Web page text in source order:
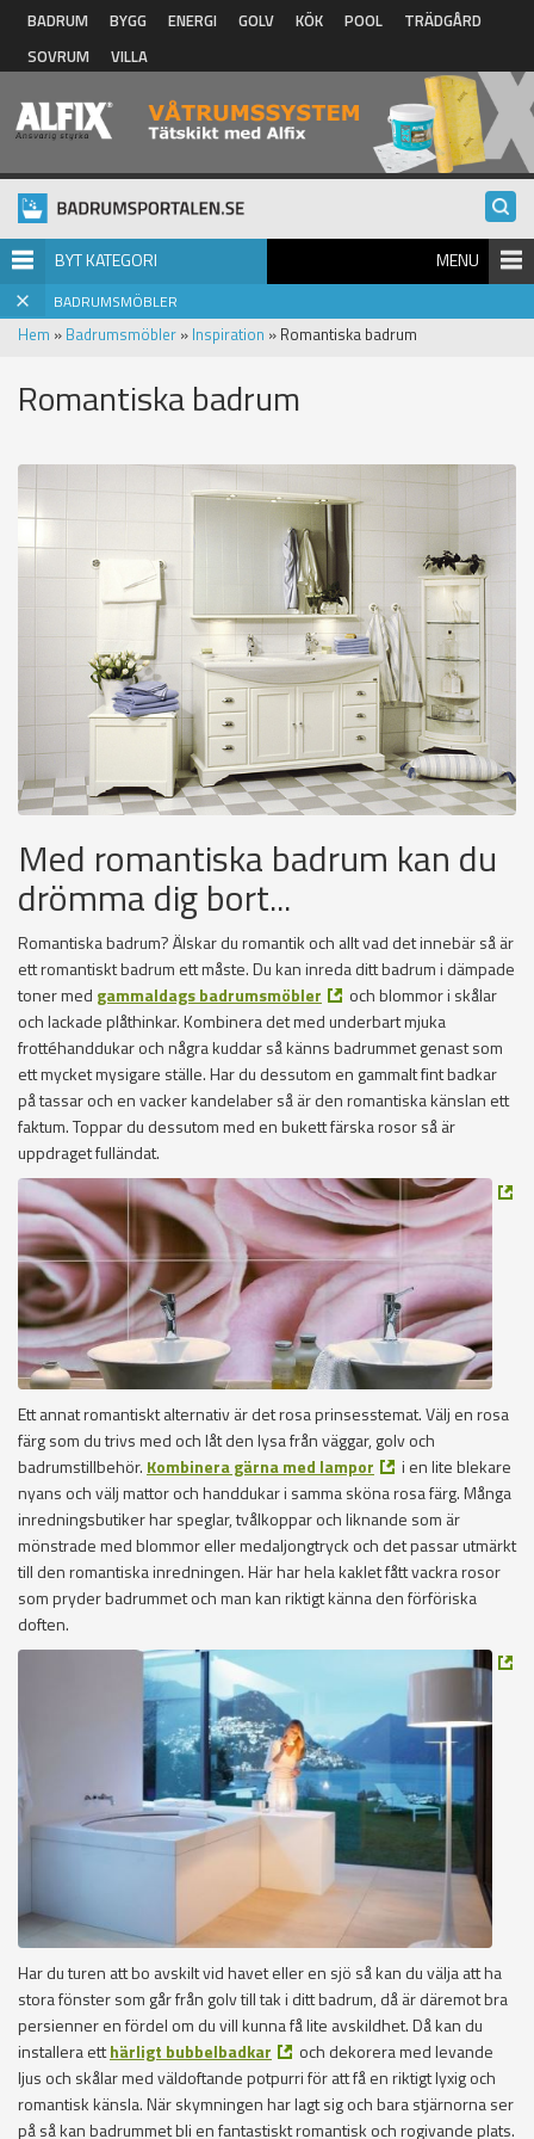
Hoppa till huvudinnehåll
BADRUM BYGG ENERGI GOLV KÖK POOL
TRÄDGÅRD
SOVRUM
VILLA
BYT KATEGORI MENU
BADRUMSMÖBLER
Hem » Badrumsmöbler » Inspiration » Romantiska badrum
Romantiska badrum
Med romantiska badrum kan du
drömma dig bort...
Romantiska badrum? Älskar du romantik och allt vad det innebär så är
ett romantiskt badrum ett måste. Du kan inreda ditt badrum i dämpade
toner med gammaldags badrumsmöbler
och blommor i skålar
och lackade plåthinkar. Kombinera det med underbart mjuka
frottéhanddukar och några kuddar så känns badrummet genast som
ett mycket mysigare ställe. Har du dessutom en gammalt fint badkar
på tassar och en vacker kandelaber så är den romantiska känslan ett
faktum. Toppar du dessutom med en bukett färska rosor så är
uppdraget fulländat.
Ett annat romantiskt alternativ är det rosa prinsesstemat. Välj en rosa
färg som du trivs med och låt den lysa från väggar, golv och
badrumstillbehör. Kombinera gärna med lampor
i en lite blekare
nyans och välj mattor och handdukar i samma sköna rosa färg. Många
inredningsbutiker har speglar, tvålkoppar och liknande som är
mönstrade med blommor eller medaljongtryck och det passar utmärkt
till den romantiska inredningen. Här har hela kaklet fått vackra rosor
som pryder badrummet och man kan riktigt känna den förföriska
doften.
Har du turen att bo avskilt vid havet eller en sjö så kan du välja att ha
stora fönster som går från golv till tak i ditt badrum, då är däremot bra
persienner en fördel om du vill kunna få lite avskildhet. Då kan du
installera etthärligt bubbelbadkar
och dekorera med levande
ljus och skålar med väldoftande potpurri för att få en riktigt lyxig och
romantisk känsla. När skymningen har lagt sig och bara stjärnorna ser
på så kan badrummet bli en fantastiskt romantisk och rogivande plats.